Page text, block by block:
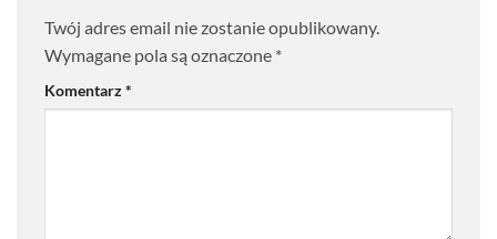
Twój adres email nie zostanie opublikowany.
Wymagane pola są oznaczone *
Komentarz*